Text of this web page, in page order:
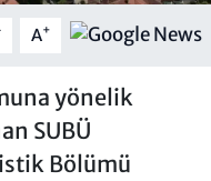
A+
yönelik
SUBÜ
Bölümü